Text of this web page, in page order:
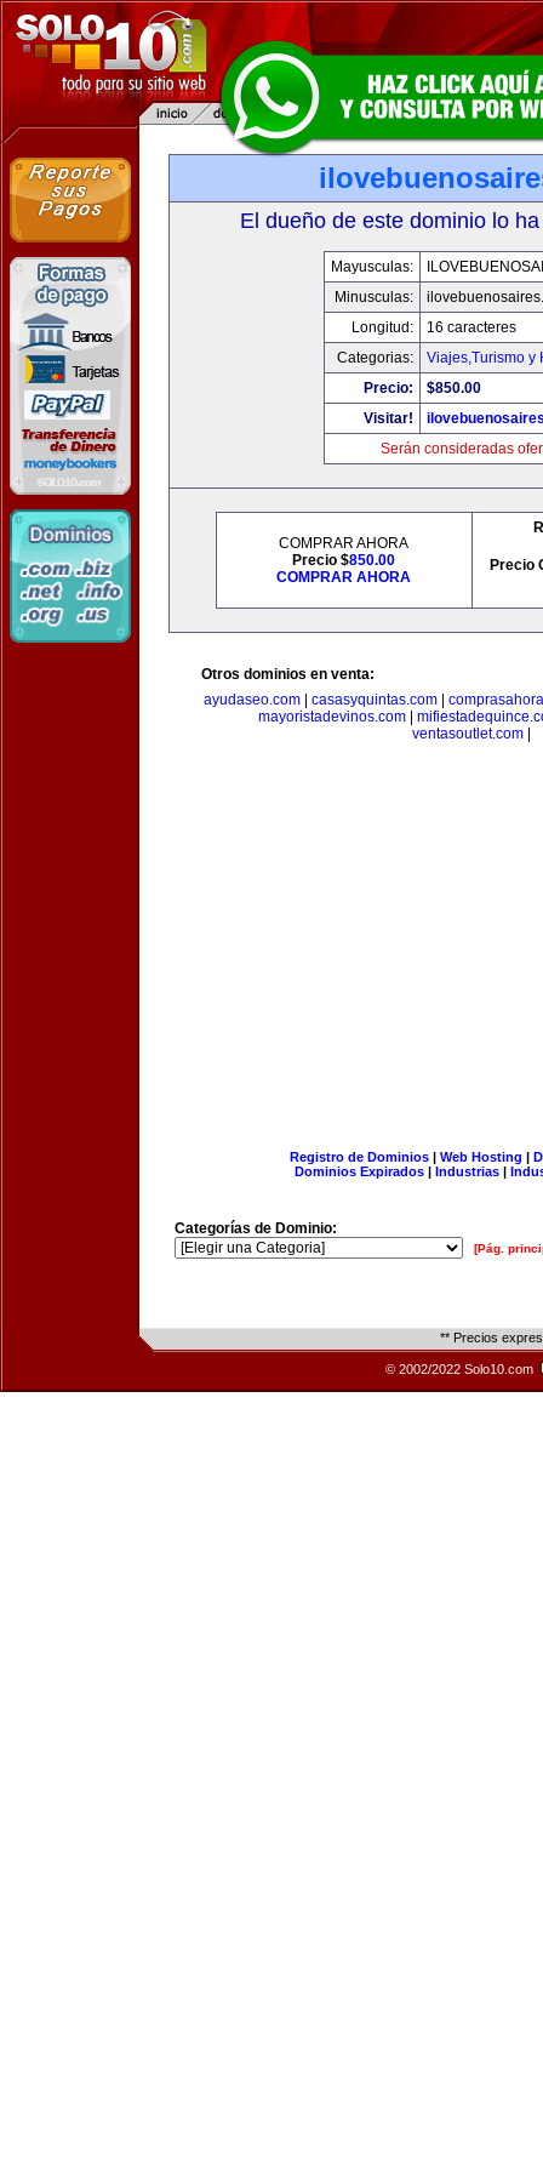
El dueño de este dominio lo
Mayusculas:
Minusculas:
Longitud:
16 caracteres
Categorias:
Viajes,Turismo y
Precio:
$850.00
Visitar!
Serán consideradas
COMPRAR AHORA
Precio $850.00
COMPRAR AHORA
Precio
Otros dominios en venta:
ayudaseo.com
casasyquintas.com
mayoristadevinos.com
ventasoutlet.com
Registro de Dominios| Web Hosting |
Dominios Expirados | Industrias |
Categorías de Dominio:
[Pág.
** Precios
© 2002/2022 Solo10.com